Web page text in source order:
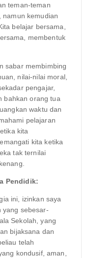
teman-teman
namun kemudian
belajar bersama,
membentuk
sabar membimbing
nilai-nilai moral,
pengajar,
bahkan orang tua
waktu dan
pelajaran
kita
kita ketika
tak ternilai
Pendidik:
ini, izinkan saya
yang sebesar-
Sekolah, yang
bijaksana dan
telah
kondusif, aman,